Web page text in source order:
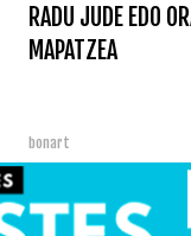
RADU JUDE EDO
MAPATZEA
bonart